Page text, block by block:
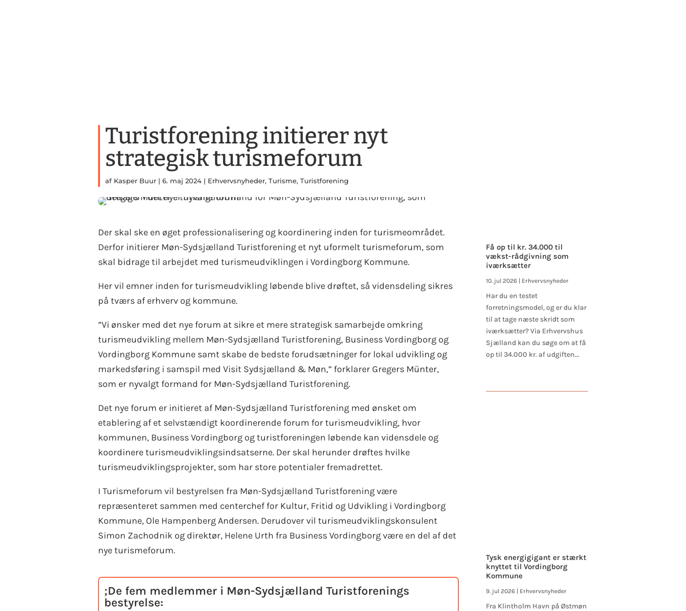
Turistforening initierer nyt
strategisk turismeforum
af Kasper Buur | 6. maj 2024 | Erhvervsnyheder, Turisme, Turistforening
Der skal ske en øget professionalisering og koordinering inden for turismeområdet.
Derfor initierer Møn-Sydsjælland Turistforening et nyt uformelt turismeforum, som
skal bidrage til arbejdet med turismeudviklingen i Vordingborg Kommune.
Her vil emner inden for turismeudvikling løbende blive drøftet, så vidensdeling sikres
på tværs af erhverv og kommune.
”Vi ønsker med det nye forum at sikre et mere strategisk samarbejde omkring
turismeudvikling mellem Møn-Sydsjælland Turistforening, Business Vordingborg og
Vordingborg Kommune samt skabe de bedste forudsætninger for lokal udvikling og
markedsføring i samspil med Visit Sydsjælland & Møn,” forklarer Gregers Münter,
som er nyvalgt formand for Møn-Sydsjælland Turistforening.
Det nye forum er initieret af Møn-Sydsjælland Turistforening med ønsket om
etablering af et selvstændigt koordinerende forum for turismeudvikling, hvor
kommunen, Business Vordingborg og turistforeningen løbende kan vidensdele og
koordinere turismeudviklingsindsatserne. Der skal herunder drøftes hvilke
turismeudviklingsprojekter, som har store potentialer fremadrettet.
I Turismeforum vil bestyrelsen fra Møn-Sydsjælland Turistforening være
repræsenteret sammen med centerchef for Kultur, Fritid og Udvikling i Vordingborg
Kommune, Ole Hampenberg Andersen. Derudover vil turismeudviklingskonsulent
Simon Zachodnik og direktør, Helene Urth fra Business Vordingborg være en del af det
nye turismeforum.
De fem medlemmer i Møn-Sydsjælland Turistforenings
bestyrelse:
Få op til kr. 34.000 til
vækst-rådgivning som
iværksætter
10. jul 2026| Erhvervsnyheder
Har du en testet
forretningsmodel, og er du klar
til at tage næste skridt som
iværksætter? Via Erhvervshus
Sjælland kan du søge om at få
op til 34.000 kr. af udgiften...
Tysk energigigant er stærkt
knyttet til Vordingborg
Kommune
9. jul 2026| Erhvervsnyheder
Fra Klintholm Havn på Østmøn